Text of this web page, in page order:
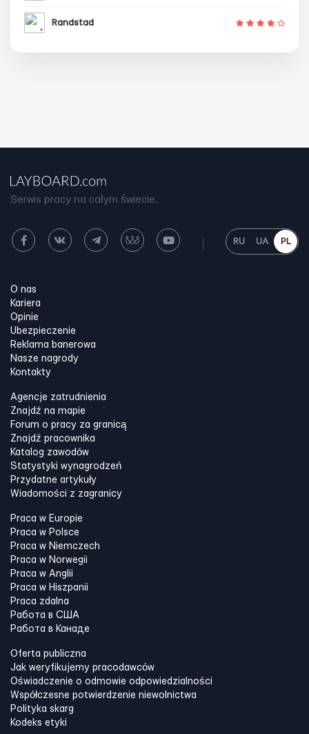
Randstad
Serwis pracy na całym świecie.
RU UA PL
O nas
Kariera
Opinie
Ubezpieczenie
Reklama banerowa
Nasze nagrody
Kontakty
Agencje zatrudnienia
Znajdź na mapie
Forum o pracy za granicą
Znajdź pracownika
Katalog zawodów
Statystyki wynagrodzeń
Przydatne artykuły
Wiadomości z zagranicy
Praca w Europie
Praca w Polsce
Praca w Niemczech
Praca w Norwegii
Praca w Anglii
Praca w Hiszpanii
Praca zdalna
Работа в США
Работа в Канадe
Oferta publiczna
Jak weryfikujemy pracodawców
Oświadczenie o odmowie odpowiedzialności
Współczesne potwierdzenie niewolnictwa
Polityka skarg
Kodeks etyki